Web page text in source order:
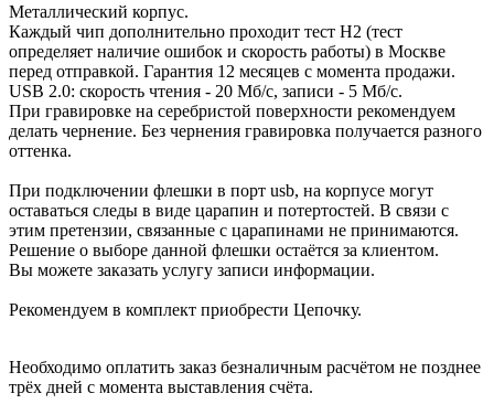
Металлический корпус.
Каждый чип дополнительно проходит тест H2 (тест
определяет наличие ошибок и скорость работы) в Москве
перед отправкой. Гарантия 12 месяцев с момента продажи.
USB 2.0: скорость чтения - 20 Мб/с, записи - 5 Мб/с.
При гравировке на серебристой поверхности рекомендуем
делать чернение. Без чернения гравировка получается разного
оттенка.
При подключении флешки в порт usb, на корпусе могут
оставаться следы в виде царапин и потертостей. В связи с
этим претензии, связанные с царапинами не принимаются.
Решение о выборе данной флешки остаётся за клиентом.
Вы можете заказать услугу записи информации.
Рекомендуем в комплект приобрести Цепочку.
Необходимо оплатить заказ безналичным расчётом не позднее
трёх дней с момента выставления счёта.